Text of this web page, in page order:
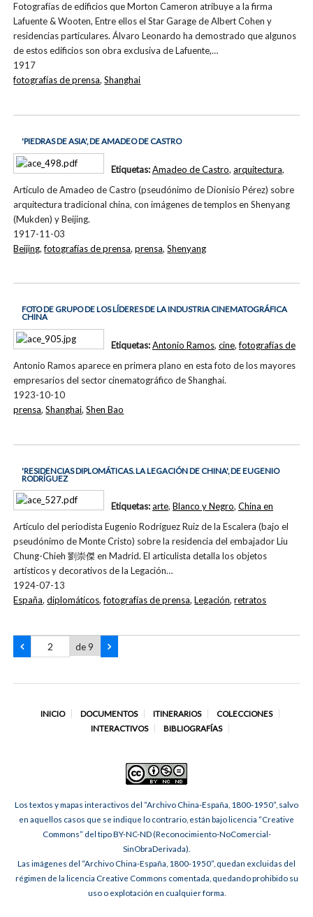
Fotografías de edificios que Morton Cameron atribuye a la firma
Lafuente & Wooten, Entre ellos el Star Garage de Albert Cohen y
residencias particulares. Álvaro Leonardo ha demostrado que algunos
de estos edificios son obra exclusiva de Lafuente,…
1917
fotografías de prensa,Shanghai
'PIEDRAS DE ASIA', DE AMADEO DE CASTRO
Artículo de Amadeo de Castro (pseudónimo de Dionisio Pérez) sobre
arquitectura tradicional china, con imágenes de templos en Shenyang
(Mukden) y Beijing.
1917-11-03
Etiquetas:Amadeo de Castro, arquitectura,
Beijing,fotografías de prensa,prensa,Shenyang
FOTO DE GRUPO DE LOS LÍDERES DE LA INDUSTRIA CINEMATOGRÁFICA
CHINA
Antonio Ramos aparece en primera plano en esta foto de los mayores
empresarios del sector cinematográfico de Shanghai.
1923-10-10
Etiquetas:Antonio Ramos, cine,fotografías de
prensa,Shanghai,Shen Bao
'RESIDENCIAS DIPLOMÁTICAS. LA LEGACIÓN DE CHINA', DE EUGENIO
RODRÍGUEZ
Artículo del periodista Eugenio Rodríguez Ruiz de la Escalera (bajo el
pseudónimo de Monte Cristo) sobre la residencia del embajador Liu
Chung-Chieh 劉崇傑 en Madrid. El articulista detalla los objetos
artísticos y decorativos de la Legación…
1924-07-13
Etiquetas:arte, Blanco y Negro, China en
España,diplomáticos,fotografías de prensa,Legación,retratos
de 9
INICIO DOCUMENTOS ITINERARIOS
COLECCIONES
INTERACTIVOS
BIBLIOGRAFÍAS
Los textos y mapas interactivos del “Archivo China-España, 1800-1950”, salvo
en aquellos casos que se indique lo contrario, están bajo licencia “Creative
Commons” del tipo BY-NC-ND (Reconocimiento-NoComercial-
SinObraDerivada).
Las imágenes del “Archivo China-España, 1800-1950”, quedan excluidas del
régimen de la licencia Creative Commons comentada, quedando prohibido su
uso o explotación en cualquier forma.